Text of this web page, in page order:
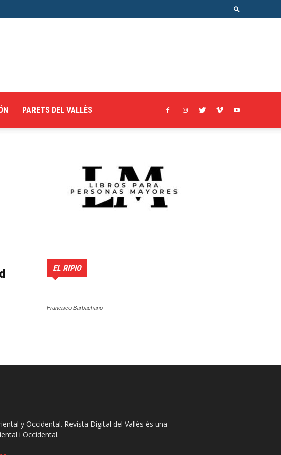
PARETS DEL VALLÈS
EL RIPIO
Francisco Barbachano
y Occidental. Revista Digital del Vallès és una
i Occidental.